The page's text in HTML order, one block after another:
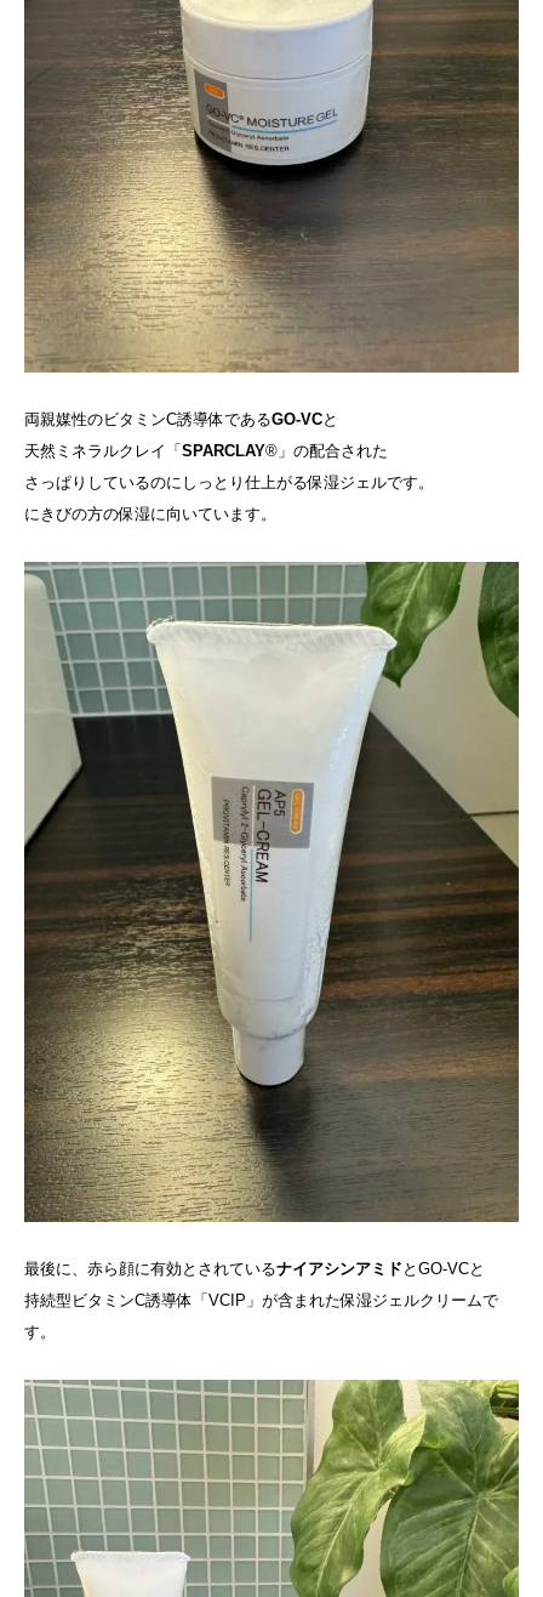
両親媒性のビタミンC誘導体であるGO-VCと
天然ミネラルクレイ「 SPARCLAY®」の配合された
さっぱりしているのにしっとり仕上がる保湿ジェルです。
にきびの方の保湿に向いています。
最後に、赤ら顔に有効とされているナイアシンアミド とGO-VCと
持続型ビタミンC誘導体「VCIP」が含まれた保湿ジェルクリームで
す。